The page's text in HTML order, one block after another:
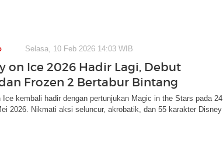
Selasa, 10 Feb 2026 14:03 WIB
on Ice 2026 Hadir Lagi, Debut
Frozen 2 Bertabur Bintang
Ice kembali hadir dengan pertunjukan Magic in the Stars pada 24
2026. Nikmati aksi seluncur, akrobatik, dan 55 karakter Disney